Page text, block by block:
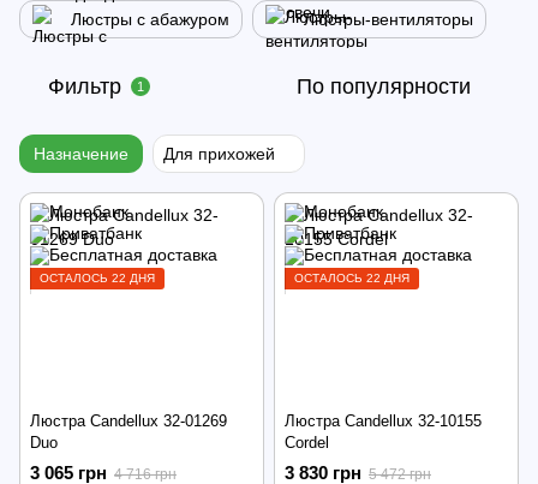
Люстры с абажуром Люстры-вентиляторы
Фильтр 1 По популярности
Назначение Для прихожей
ОСТАЛОСЬ 22 ДНЯ
Люстра Candellux 32-01269
Duo
3 065 грн 4 716 грн
ОСТАЛОСЬ 22 ДНЯ
Люстра Candellux 32-10155
Cordel
3 830 грн 5 472 грн